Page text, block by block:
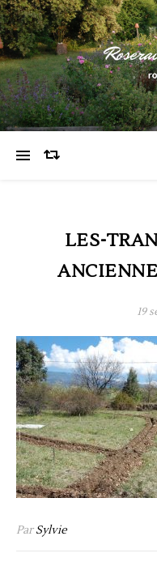
LES-
19
ParSylvie